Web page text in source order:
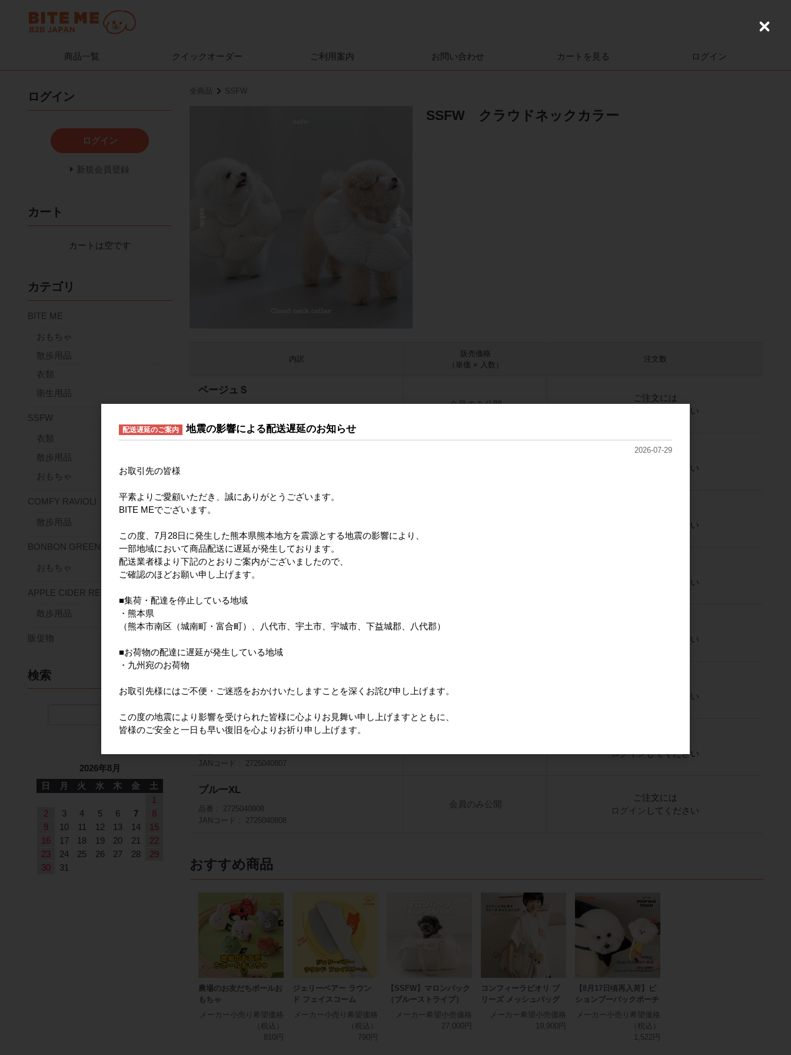
商品一覧 クイック オーダー ご利用案内 お問い合わせ カートを見る ログイン
全商品 SSFW
SSFW クラウドネックカラー
内訳
販売価格
（単価 × 入数）
注文数
ベージュＳ
会員のみ公開
ご注文には
してください
ご注文には
してください
ベージュL
JANコード
2725040803
してください
ベージュXL
品番
2725040804
してください
JANコード
2725040805
してください
品番
2725040806
してください
ブルーL
JANコード
2725040807
ログインしてください
ブルーXL
品番
2725040808
JANコード
2725040808
会員のみ公開
ご注文には
ログイン してください
おすすめ商品
農場のお友だちボールお
もちゃ
メーカー小売り希望価格
（税込）
810円
ジェリーベアー ラウン
ド フェイスコーム
メーカー小売り希望価格
（税込）
790円
【SSFW】マロンバック
（ブルーストライプ）
メーカー希望小売価格
27,000円
コンフィーラビオリ ブ
リーズ メッシュバッグ
メーカー希望小売価格
19,900円
【8月17日頃再入荷】ビ
ションプーバックポーチ
メーカー小売り希望価格
（税込）
1,522円
ログイン
ログイン
新規会員登録
カート
カートは空です
カテゴリ
BITE ME
おもちゃ
散歩用品
衣類
衛生用品
SSFW
衣類
散歩用品
おもちゃ
COMFY RAVIOLI
散歩用品
BONBON GREEN
おもちゃ
APPLE CIDER RECIPE
散歩用品
販促物
検索
検索
2026年8月
日
月 火 水 木 金
土
1
2
3 4 5 6 7
8
9
10 11 12 13 14
15
16
17 18 19 20 21
22
23
24 25 26 27 28
29
30
31
配送遅延のご案内 地震の影響による配送遅延のお知らせ
2026-07-29
お取引先の皆様
平素よりご愛顧いただき、誠にありがとうございます。
BITE MEでございます。
この度、7月28日に発生した熊本県熊本地方を震源とする地震の影響により、
一部地域において商品配送に遅延が発生しております。
配送業者様より下記のとおりご案内がございましたので、
ご確認のほどお願い申し上げます。
■集荷・配達を停止している地域
・熊本県
（熊本市南区（城南町・富合町）、八代市、宇土市、宇城市、下益城郡、八代郡）
■お荷物の配達に遅延が発生している地域
・九州宛のお荷物
お取引先様にはご不便・ご迷惑をおかけいたしますことを深くお詫び申し上げます。
この度の地震により影響を受けられた皆様に心よりお見舞い申し上げますとともに、
皆様のご安全と一日も早い復旧を心よりお祈り申し上げます。
C
e